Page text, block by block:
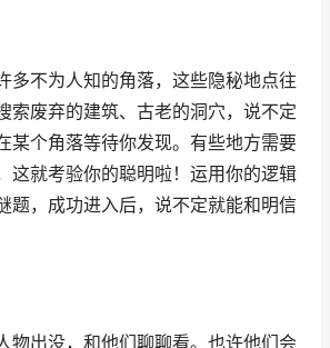
多不为人知的角落，这些隐秘地点往
索废弃的建筑、古老的洞穴，说不定
某个角落等待你发现。有些地方需要
这就考验你的聪明啦！运用你的逻辑
题，成功进入后，说不定就能和明信
物出没，和他们聊聊看。也许他们会